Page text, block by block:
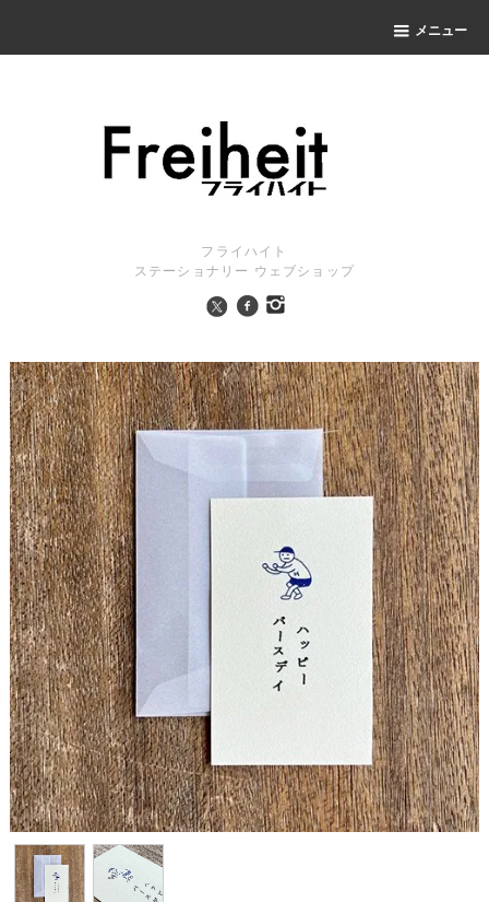
メニュー
フライハイト
ステーショナリー ウェブショップ